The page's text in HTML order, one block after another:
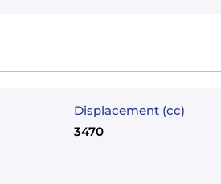
Displacement (cc)
3470